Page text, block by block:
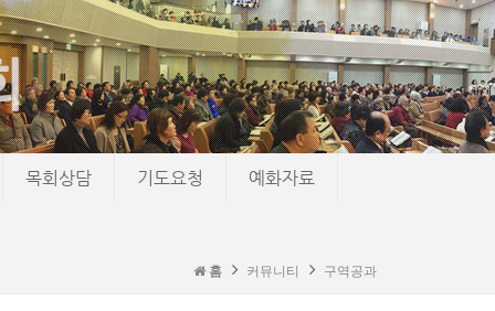
목회상담 기도요청 예화자료
홈 커뮤니티 구역공과